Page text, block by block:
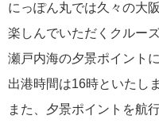
にっぽん丸では久々の大
楽しんでいただくクルーズ
瀬戸内海の夕景ポイント
出港時間は16時といたし
また、夕景ポイントを航